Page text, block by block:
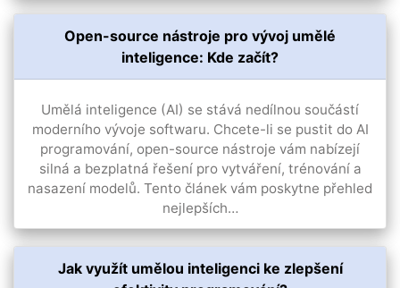
Open-source nástroje pro vývoj umělé
inteligence: Kde začít?
Umělá inteligence (AI) se stává nedílnou součástí
moderního vývoje softwaru. Chcete-li se pustit do AI
programování, open-source nástroje vám nabízejí
silná a bezplatná řešení pro vytváření, trénování a
nasazení modelů. Tento článek vám poskytne přehled
nejlepších…
Jak využít umělou inteligenci ke zlepšení